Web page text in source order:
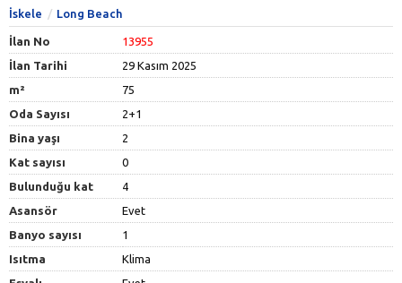
İskele Long Beach
İlan No
13955
İlan Tarihi
29 Kasım 2025
m²
75
Oda Sayısı
2+1
Bina yaşı
2
Kat sayısı
0
Bulunduğu kat
4
Asansör
Evet
Banyo sayısı
1
Isıtma
Klima